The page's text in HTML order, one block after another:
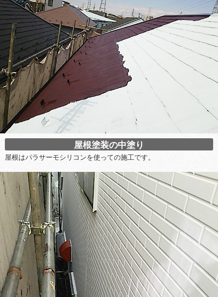
屋根塗装の中塗り
屋根はパラサーモシリコンを使っての施工です。